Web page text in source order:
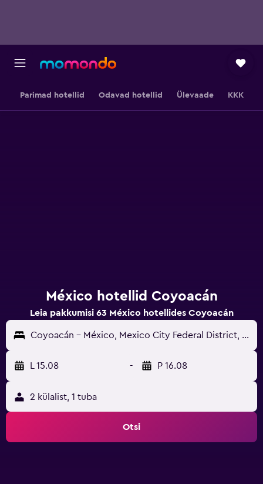
Parimad hotellid Odavad hotellid Ülevaade KKK
México hotellid Coyoacán
Leia pakkumisi 63 México hotellides Coyoacán
Coyoacán - México, Mexico City Federal District, Mehhiko
L 15.08 - P 16.08
2 külalist, 1 tuba
Otsi